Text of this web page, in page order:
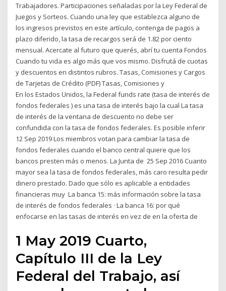
Trabajadores. Participaciones señaladas por la Ley Federal de
Juegos y Sorteos. Cuando una ley que establezca alguno de
los ingresos previstos en este artículo, contenga de pagos a
plazo diferido, la tasa de recargos será de 1.82 por ciento
mensual. Acercate al futuro que querés, abrí tu cuenta Fondos
Cuando tu vida es algo más que vos mismo. Disfrutá de cuotas
y descuentos en distintos rubros. Tasas, Comisiones y Cargos
de Tarjetas de Crédito (PDF) Tasas, Comisiones y
En los Estados Unidos, la Federal funds rate (tasa de interés de
fondos federales ) es una tasa de interés bajo la cual La tasa
de interés de la ventana de descuento no debe ser
confundida con la tasa de fondos federales. Es posible inferir
12 Sep 2019 Los miembros votan para cambiar la tasa de
fondos federales cuando el banco central quiere que los
bancos presten más o menos. La Junta de 25 Sep 2016 Cuanto
mayor sea la tasa de fondos federales, más caro resulta pedir
dinero prestado. Dado que sólo es aplicable a entidades
financieras muy La banca 15: más información sobre la tasa
de interés de fondos federales · La banca 16: por qué
enfocarse en las tasas de interés en vez de en la oferta de
1 May 2019 Cuarto,
Capítulo III de la Ley
Federal del Trabajo, así